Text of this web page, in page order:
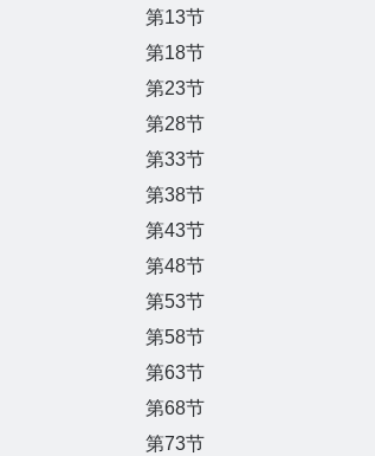
第13节
第18节
第23节
第28节
第33节
第38节
第43节
第48节
第53节
第58节
第63节
第68节
第73节